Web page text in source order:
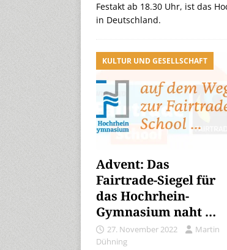
Festakt ab 18.30 Uhr, ist das
in Deutschland.
KULTUR UND GESELLSCHAFT
Advent: Das
Fairtrade-Siegel für
das Hochrhein-
Gymnasium naht …
27. November 2022
Martin
Dühning